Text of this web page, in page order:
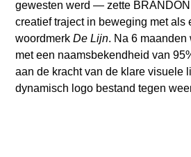
gewesten werd — zette
creatief traject in beweging met als
woordmerkDe Lijn. Na 6 maanden
met een naamsbekendheid van
aan de kracht van de klare visuele
dynamisch logo bestand tegen